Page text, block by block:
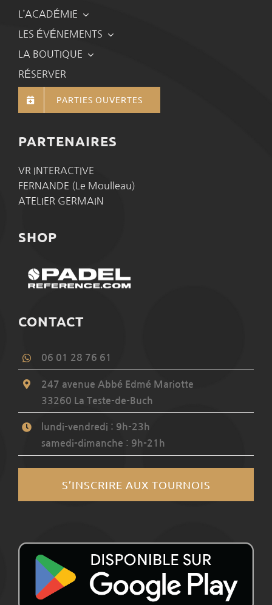
L’ACADÉMIE
LES ÉVÉNEMENTS
LA BOUTIQUE
RÉSERVER
PARTIES OUVERTES
PARTENAIRES
VR INTERACTIVE
FERNANDE (Le Moulleau)
ATELIER GERMAIN
SHOP
CONTACT
06 01 28 76 61
247 avenue Abbé Edmé Mariotte
33260 La Teste-de-Buch
lundi-vendredi : 9h-23h
samedi-dimanche : 9h-21h
S’INSCRIRE AUX TOURNOIS